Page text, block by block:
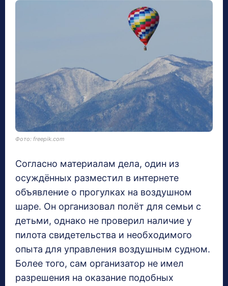
Фото: freepik.com
Согласно материалам дела, один из
осуждённых разместил в интернете
объявление о прогулках на воздушном
шаре. Он организовал полёт для семьи с
детьми, однако не проверил наличие у
пилота свидетельства и необходимого
опыта для управления воздушным судном.
Более того, сам организатор не имел
разрешения на оказание подобных